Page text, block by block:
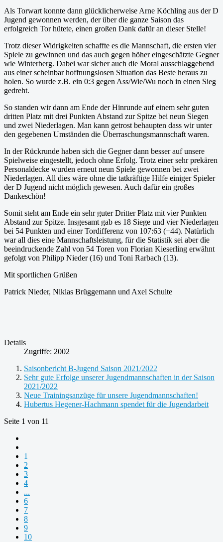
Als Torwart konnte dann glücklicherweise Arne Köchling aus der D
Jugend gewonnen werden, der über die ganze Saison das
erfolgreich Tor hütete, einen großen Dank dafür an dieser Stelle!
Trotz dieser Widrigkeiten schaffte es die Mannschaft, die ersten vier
Spiele zu gewinnen und das auch gegen höher eingeschätzte Gegner
wie Winterberg. Dabei war sicher auch die Moral ausschlaggebend
aus einer scheinbar hoffnungslosen Situation das Beste heraus zu
holen. So wurde z.B. ein 0:3 gegen Ass/Wie/Wu noch in einen Sieg
gedreht.
So standen wir dann am Ende der Hinrunde auf einem sehr guten
dritten Platz mit drei Punkten Abstand zur Spitze bei neun Siegen
und zwei Niederlagen. Man kann getrost behaupten dass wir unter
den gegebenen Umständen die Überraschungsmannschaft waren.
In der Rückrunde haben sich die Gegner dann besser auf unsere
Spielweise eingestellt, jedoch ohne Erfolg. Trotz einer sehr prekären
Personaldecke wurden erneut neun Spiele gewonnen bei zwei
Niederlagen. All dies wäre ohne die tatkräftige Hilfe einiger Spieler
der D Jugend nicht möglich gewesen. Auch dafür ein großes
Dankeschön!
Somit steht am Ende ein sehr guter Dritter Platz mit vier Punkten
Abstand zur Spitze. Insgesamt gab es 18 Siege und vier Niederlagen
bei 54 Punkten und einer Tordifferenz von 107:63 (+44). Natürlich
war all dies eine Mannschaftsleistung, für die Statistik sei aber die
beeindruckende Zahl von 54 Toren von Florian Kieserling erwähnt
gefolgt von Philipp Nieder (16) und Toni Rarbach (13).
Mit sportlichen Grüßen
Patrick Nieder, Niklas Brüggemann und Axel Schulte
Details
Zugriffe: 2002
Saisonbericht B-Jugend Saison 2021/2022
Sehr gute Erfolge unserer Jugendmannschaften in der Saison
2021/2022
Neue Trainingsanzüge für unsere Jugendmannschaften!
Hubertus Hegener-Hachmann spendet für die Jugendarbeit
Seite 1 von 11
1
2
3
4
...
6
7
8
9
10